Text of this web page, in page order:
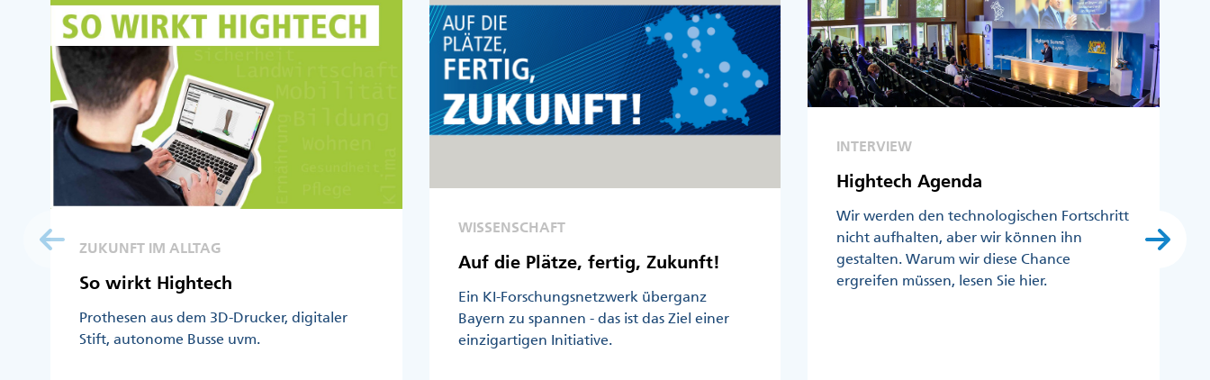
ZUKUNFT IM ALLTAG
So wirkt Hightech
Prothesen aus dem 3D-Drucker, digitaler
Stift, autonome Busse uvm.
WISSENSCHAFT
Auf die Plätze, fertig, Zukunft!
Ein KI-Forschungsnetzwerk überganz
Bayern zu spannen - das ist das Ziel einer
einzigartigen Initiative.
INTERVIEW
Hightech Agenda
Wir werden den technologischen Fortschritt
nicht aufhalten, aber wir können ihn
gestalten. Warum wir diese Chance
ergreifen müssen, lesen Sie hier.